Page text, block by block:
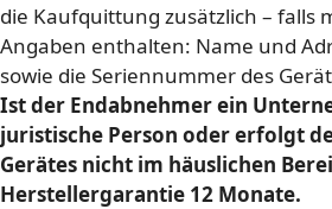
die Kaufquittung zusätzlich – falls
Angaben enthalten: Name und
sowie die Seriennummer des
Ist der Endabnehmer ein
juristische Person oder erfolgt
Gerätes nicht im häuslichen
Herstellergarantie 12 Monate.